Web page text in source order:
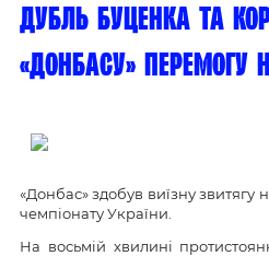
Дубль Буценка та
«Донбасу» перемогу
«Донбас» здобув виїзну звитягу
чемпіонату України.
На восьмій хвилині